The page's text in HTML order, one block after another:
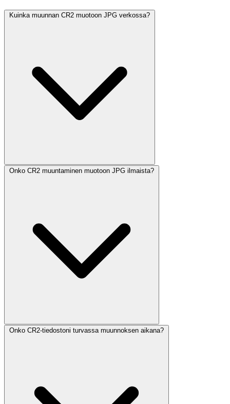
Kuinka muunnan CR2 muotoon JPG verkossa?
Onko CR2 muuntaminen muotoon JPG ilmaista?
Onko CR2-tiedostoni turvassa muunnoksen aikana?